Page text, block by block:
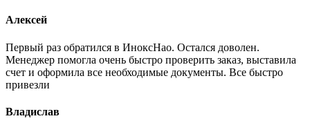
Алексей
Первый раз обратился в ИноксНао. Остался доволен.
Менеджер помогла очень быстро проверить заказ, выставила
счет и оформила все необходимые документы. Все быстро
привезли
Владислав